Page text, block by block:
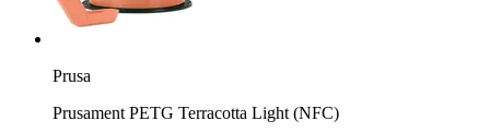
Prusa
Prusament PETG Terracotta Light (NFC)